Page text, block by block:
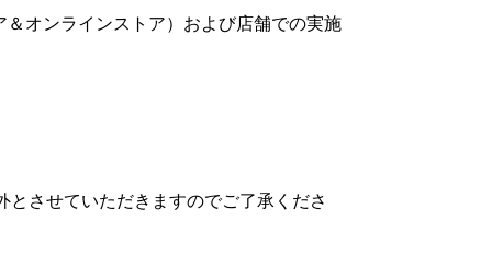
オンラインストア）および店舗での実施
させていただきますのでご了承くださ